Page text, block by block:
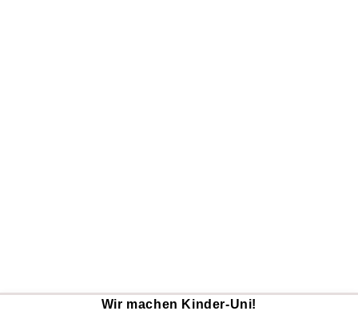
Wir machen Kinder-Uni!